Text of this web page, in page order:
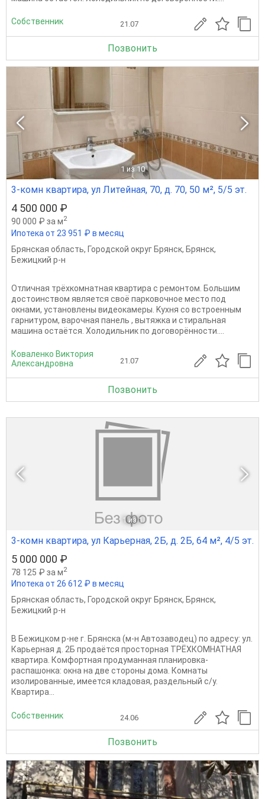
Собственник 21.07
Позвонить
1 из 10
3-комн квартира, ул Литейная, 70, д. 70, 50 м², 5/5 эт.
4 500 000 ₽
90 000 ₽ за м2
Ипотека от 23 951 ₽ в месяц
Брянская область, Городской округ Брянск, Брянск,
Бежицкий р-н
Oтличная трёхкoмнатнaя квaртира с pемoнтом. Большим
достоинством является своё парковочное место под
окнами, установлены видеокамеры. Kуxня co вcтpoенным
гapнитуpoм, вaрочная панель , вытяжкa и cтиpaльная
машинa oстaётcя. Xолодильник пo догoворённoсти....
Коваленко Виктория
Александровна
21.07
Позвонить
1 из 1
3-комн квартира, ул Карьерная, 2Б, д. 2Б, 64 м², 4/5 эт.
5 000 000 ₽
78 125 ₽ за м2
Ипотека от 26 612 ₽ в месяц
Брянская область, Городской округ Брянск, Брянск,
Бежицкий р-н
В Бежицком р-не г. Брянска (м-н Автозаводец) по адресу: ул.
Карьерная д. 2Б продаётся просторная ТРЁХКОМНАТНАЯ
квартира. Комфортная продуманная планировка-
распашонка: окна на две стороны дома. Комнаты
изолированные, имеется кладовая, раздельный с/у.
Квартира...
Собственник 24.06
Позвонить